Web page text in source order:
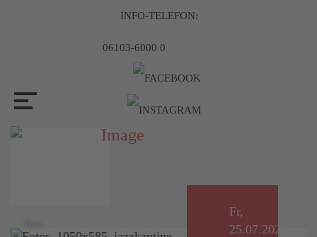
INFO-TELEFON:
06103-6000 0
Fr,
25.07.2025,